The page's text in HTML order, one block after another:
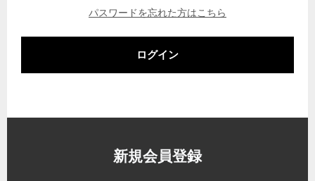
パスワードを忘れた方はこちら
ログイン
新規会員登録